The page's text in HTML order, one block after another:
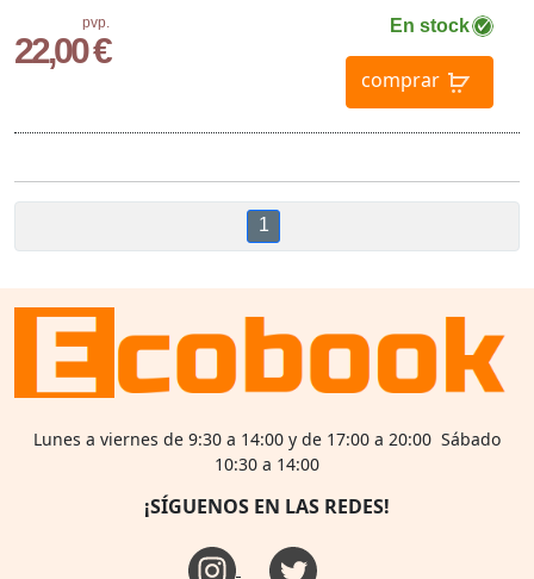
pvp.
22,00 €
En stock
comprar
1
Lunes a viernes de 9:30 a 14:00 y de 17:00 a 20:00 Sábado
10:30 a 14:00
¡SÍGUENOS EN LAS REDES!